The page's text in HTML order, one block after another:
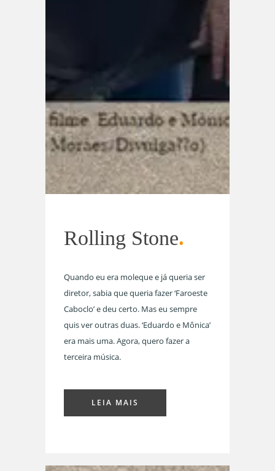
Rolling Stone.
Quando eu era moleque e já queria ser
diretor, sabia que queria fazer ‘Faroeste
Caboclo’ e deu certo. Mas eu sempre
quis ver outras duas. ‘Eduardo e Mônica’
era mais uma. Agora, quero fazer a
terceira música.
LEIA MAIS